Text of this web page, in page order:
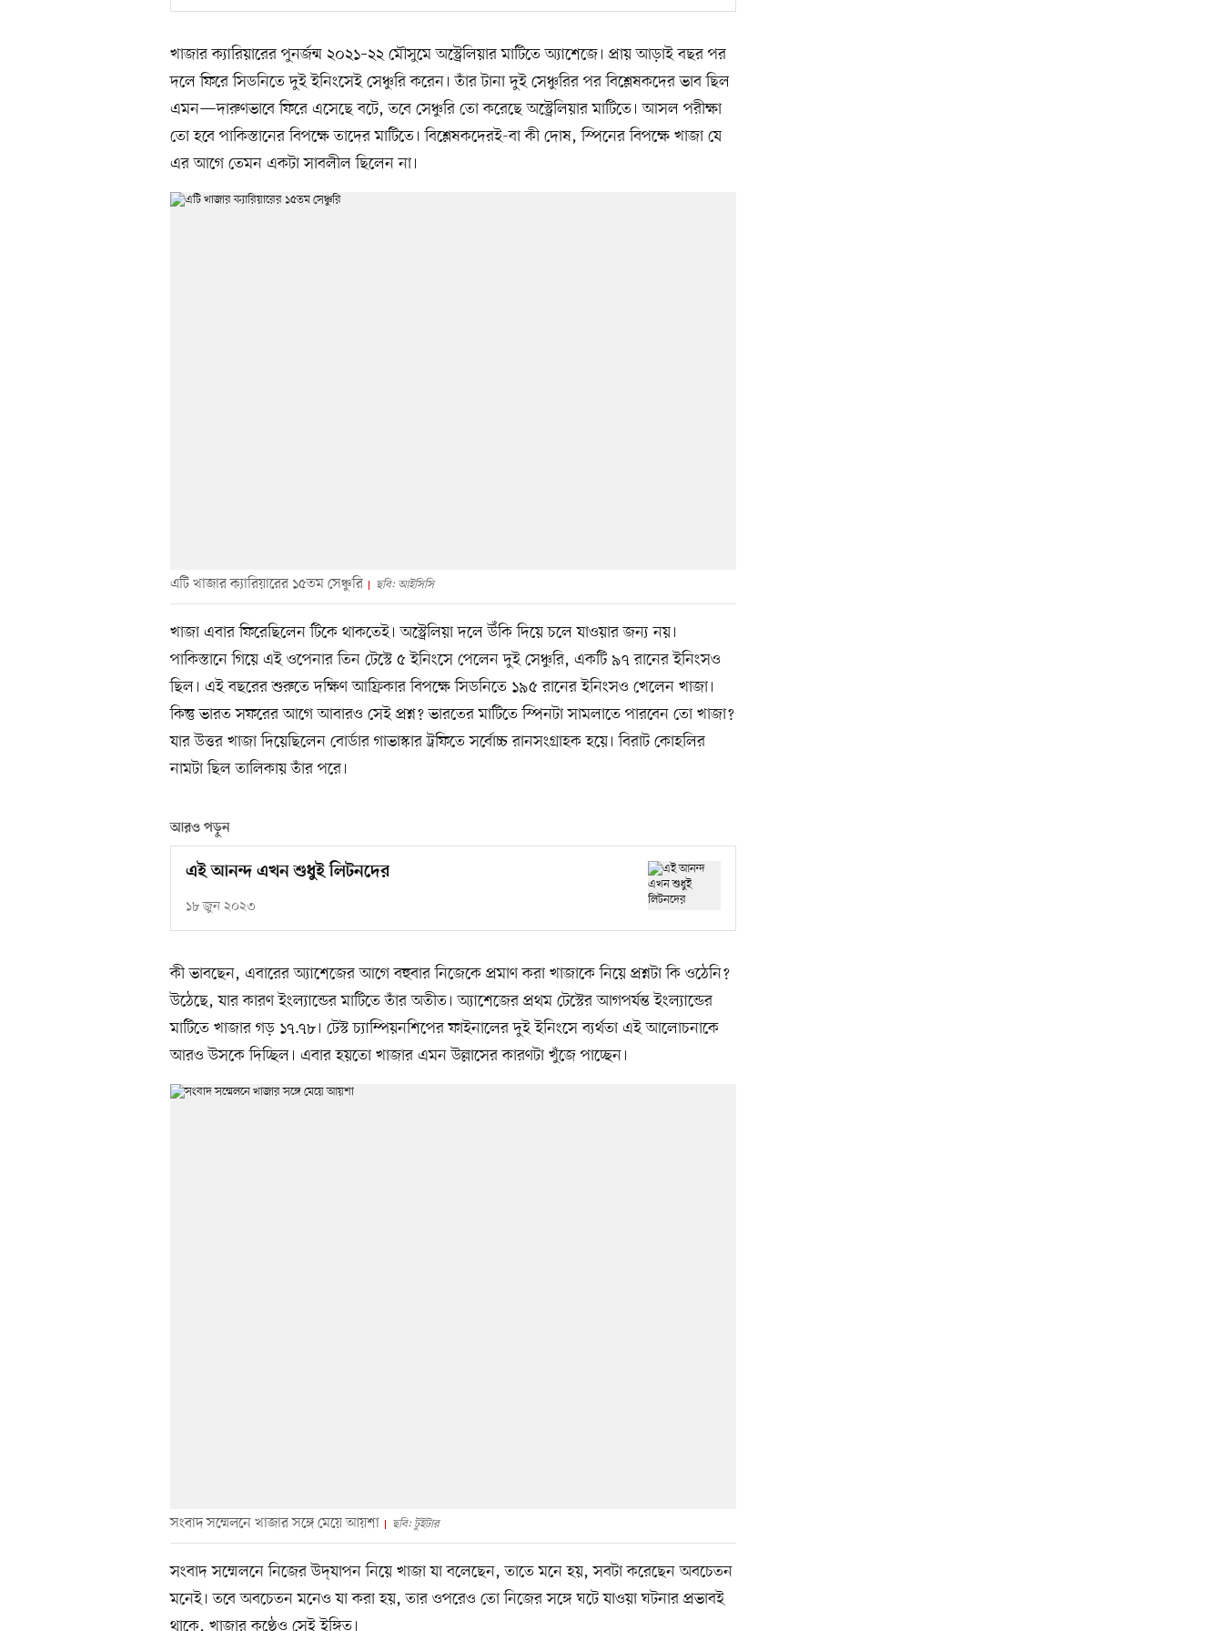
খাজার ক্যারিয়ারের পুনর্জন্ম ২০২১–২২ মৌসুমে অস্ট্রেলিয়ার মাটিতে অ্যাশেজে। প্রায় আড়াই বছর পর
দলে ফিরে সিডনিতে দুই ইনিংসেই সেঞ্চুরি করেন। তাঁর টানা দুই সেঞ্চুরির পর বিশ্লেষকদের ভাব ছিল
এমন—দারুণভাবে ফিরে এসেছে বটে, তবে সেঞ্চুরি তো করেছে অস্ট্রেলিয়ার মাটিতে। আসল পরীক্ষা
তো হবে পাকিস্তানের বিপক্ষে তাদের মাটিতে। বিশ্লেষকদেরই-বা কী দোষ, স্পিনের বিপক্ষে খাজা যে
এর আগে তেমন একটা সাবলীল ছিলেন না।
এটি খাজার ক্যারিয়ারের ১৫তম সেঞ্চুরি ছবি: আইসিসি
খাজা এবার ফিরেছিলেন টিকে থাকতেই। অস্ট্রেলিয়া দলে উঁকি দিয়ে চলে যাওয়ার জন্য নয়।
পাকিস্তানে গিয়ে এই ওপেনার তিন টেস্টে ৫ ইনিংসে পেলেন দুই সেঞ্চুরি, একটি ৯৭ রানের ইনিংসও
ছিল। এই বছরের শুরুতে দক্ষিণ আফ্রিকার বিপক্ষে সিডনিতে ১৯৫ রানের ইনিংসও খেলেন খাজা।
কিন্তু ভারত সফরের আগে আবারও সেই প্রশ্ন? ভারতের মাটিতে স্পিনটা সামলাতে পারবেন তো খাজা?
যার উত্তর খাজা দিয়েছিলেন বোর্ডার গাভাস্কার ট্রফিতে সর্বোচ্চ রানসংগ্রাহক হয়ে। বিরাট কোহলির
নামটা ছিল তালিকায় তাঁর পরে।
আরও পড়ুন
এই আনন্দ এখন শুধুই লিটনদের
১৮ জুন ২০২৩
কী ভাবছেন, এবারের অ্যাশেজের আগে বহুবার নিজেকে প্রমাণ করা খাজাকে নিয়ে প্রশ্নটা কি ওঠেনি?
উঠেছে, যার কারণ ইংল্যান্ডের মাটিতে তাঁর অতীত। অ্যাশেজের প্রথম টেস্টের আগপর্যন্ত ইংল্যান্ডের
মাটিতে খাজার গড় ১৭.৭৮। টেস্ট চ্যাম্পিয়নশিপের ফাইনালের দুই ইনিংসে ব্যর্থতা এই আলোচনাকে
আরও উসকে দিচ্ছিল। এবার হয়তো খাজার এমন উল্লাসের কারণটা খুঁজে পাচ্ছেন।
সংবাদ সম্মেলনে খাজার সঙ্গে মেয়ে আয়শা ছবি: টুইটার
সংবাদ সম্মেলনে নিজের উদ্‌যাপন নিয়ে খাজা যা বলেছেন, তাতে মনে হয়, সবটা করেছেন অবচেতন
মনেই। তবে অবচেতন মনেও যা করা হয়, তার ওপরেও তো নিজের সঙ্গে ঘটে যাওয়া ঘটনার প্রভাবই
থাকে, খাজার কণ্ঠেও সেই ইঙ্গিত।